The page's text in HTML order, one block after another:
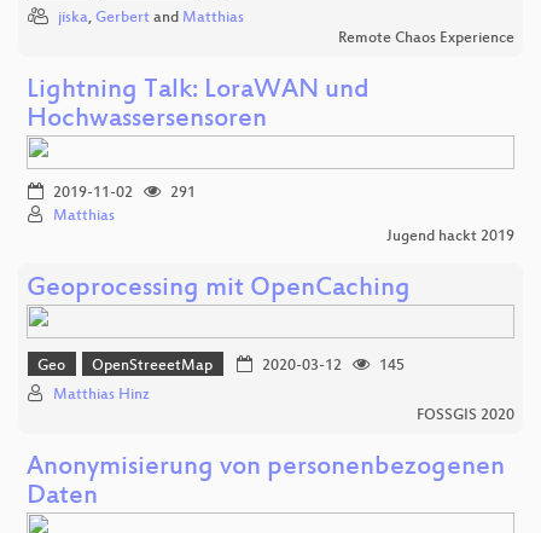
jiska, Gerbert and Matthias
Remote Chaos Experience
Lightning Talk: LoraWAN und
Hochwassersensoren
2019-11-02
291
Matthias
Jugend hackt 2019
Geoprocessing mit OpenCaching
Geo OpenStreeetMap 2020-03-12
145
Matthias Hinz
FOSSGIS 2020
Anonymisierung von personenbezogenen
Daten